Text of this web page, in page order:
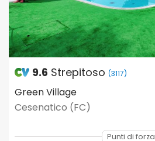
9.6 Strepitoso (3117)
Green Village
Cesenatico (FC)
Punti di forza